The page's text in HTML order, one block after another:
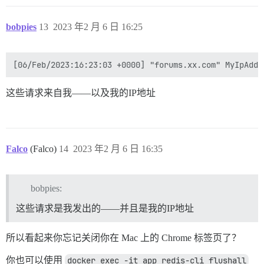
bobpies 2023 年2 月 6 日 16:25
13
这些请求来自我——以及我的IP地址
Falco (Falco) 2023 年2 月 6 日 16:35
14
bobpies:
这些请求是我发出的——并且是我的IP地址
所以看起来你忘记关闭你在 Mac 上的 Chrome 标签页了？
你也可以使用 docker exec -it app redis-cli flushall